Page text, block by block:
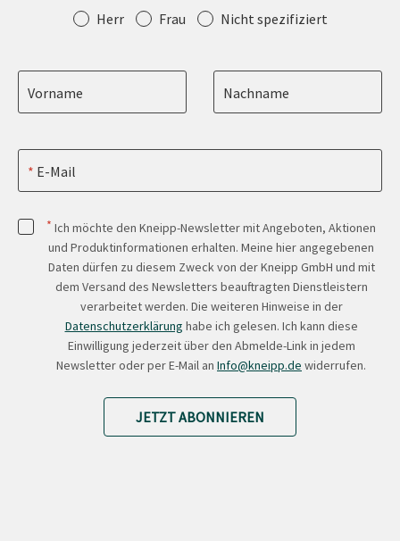
Anrede Herr Frau Nicht spezifiziert
Vorname Nachname
E-Mail
* Ich möchte den Kneipp-Newsletter mit Angeboten, Aktionen
und Produktinformationen erhalten. Meine hier angegebenen
Daten dürfen zu diesem Zweck von der Kneipp GmbH und mit
dem Versand des Newsletters beauftragten Dienstleistern
verarbeitet werden. Die weiteren Hinweise in der
Datenschutzerklärung habe ich gelesen. Ich kann diese
Einwilligung jederzeit über den Abmelde-Link in jedem
Newsletter oder per E-Mail an Info@kneipp.de widerrufen.
JETZT ABONNIEREN